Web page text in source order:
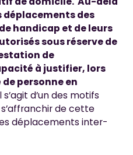
déplacements des
handicap et de leurs
sous réserve de
de
à justifier, lors
personne en
d’un des motifs
de cette
déplacements inter-